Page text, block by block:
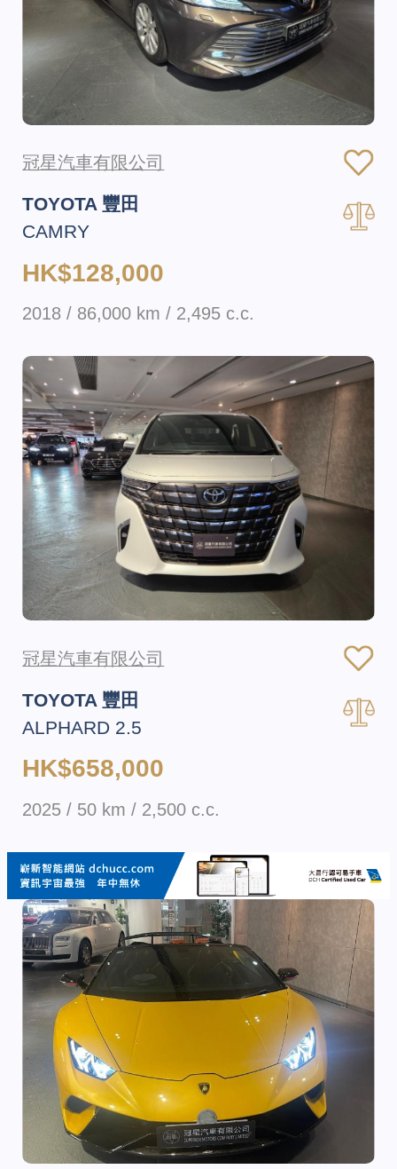
冠星汽車有限公司
TOYOTA 豐田
CAMRY
HK$128,000
2018 / 86,000 km / 2,495 c.c.
冠星汽車有限公司
TOYOTA 豐田
ALPHARD 2.5
HK$658,000
2025 / 50 km / 2,500 c.c.